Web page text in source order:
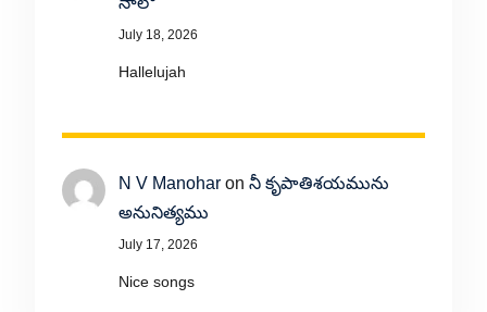
July 18, 2026
Hallelujah
N V Manoharon నీ కృపాతిశయమును
అనునిత్యము
July 17, 2026
Nice songs